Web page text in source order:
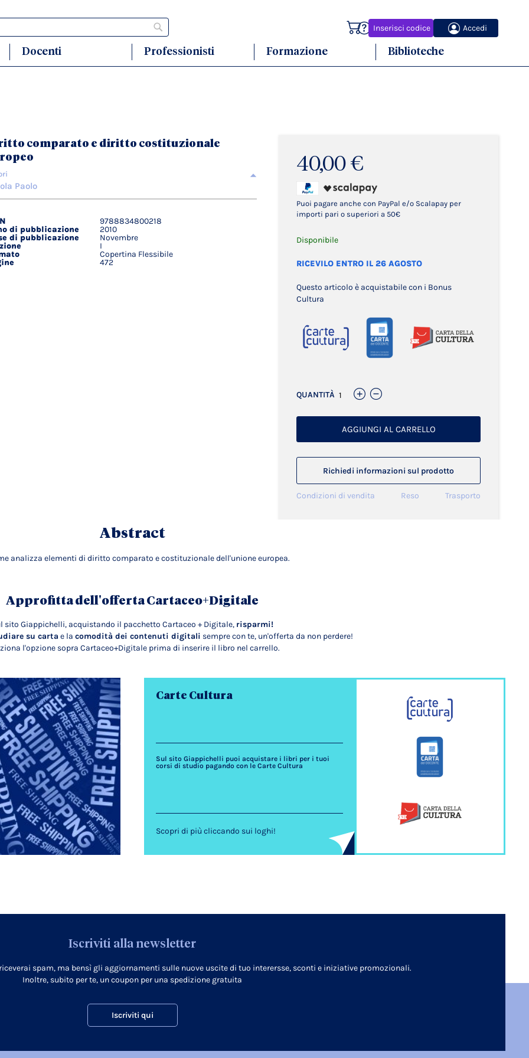
Inserisci codice Accedi
Carrello
Docenti Professionisti Formazione Biblioteche
40,00 €
Puoi pagare anche con PayPal e/o Scalapay per
importi pari o superiori a 50€
Disponibile
RICEVILO ENTRO IL 26 AGOSTO
Questo articolo è acquistabile con i Bonus
Cultura
QUANTITÀ
AGGIUNGI AL CARRELLO
Richiedi informazioni sul prodotto
Condizioni di vendita Reso Trasporto
comparato e diritto costituzionale
Paolo
9788834800218
di pubblicazione
2010
di pubblicazione
Novembre
I
Copertina Flessibile
472
Abstract
analizza elementi di diritto comparato e costituzionale dell'unione europea.
Approfitta dell'offerta Cartaceo+Digitale
sito Giappichelli, acquistando il pacchetto Cartaceo + Digitale, risparmi!
su carta e la comodità dei contenuti digitali sempre con te, un'offerta da non perdere!
l'opzione sopra Cartaceo+Digitale prima di inserire il libro nel carrello.
Carte Cultura
Sul sito Giappichelli puoi acquistare i libri per i tuoi
corsi di studio pagando con le Carte Cultura
Scopri di più cliccando sui loghi!
Iscriviti alla newsletter
spam, ma bensì gli aggiornamenti sulle nuove uscite di tuo interersse, sconti e iniziative promozionali.
Inoltre, subito per te, un coupon per una spedizione gratuita
Iscriviti qui